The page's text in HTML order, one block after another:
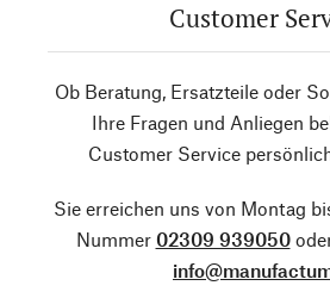
Customer
Ob Beratung, Ersatzteile oder
Ihre Fragen und Anliegen
Customer Service
Sie erreichen uns von Montag
Nummer 02309 939050